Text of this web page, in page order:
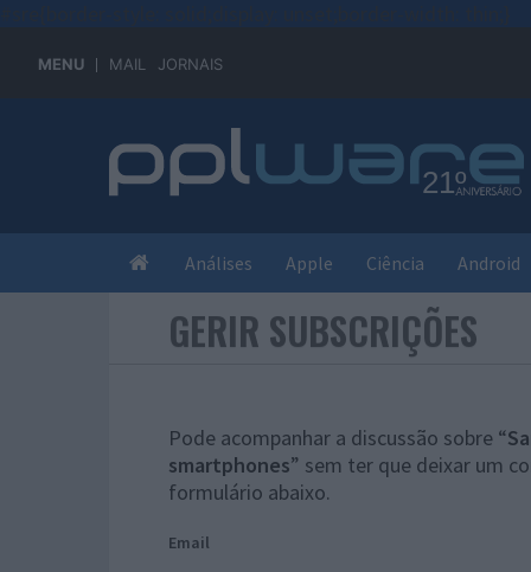
MENU MAIL JORNAIS
Análises Apple Ciência Android
GERIR SUBSCRIÇÕES
Pode acompanhar a discussão sobre “
smartphones” sem ter que deixar um
formulário abaixo.
Email